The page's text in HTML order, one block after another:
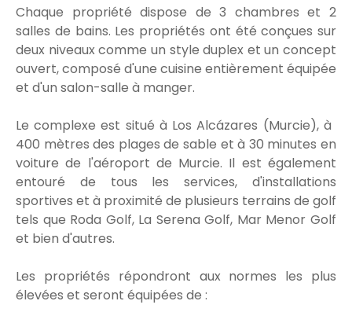
Chaque propriété dispose de 3 chambres et 2
salles de bains. Les propriétés ont été conçues sur
deux niveaux comme un style duplex et un concept
ouvert, composé d'une cuisine entièrement équipée
et d'un salon-salle à manger.
Le complexe est situé à Los Alcázares (Murcie), à ​​
400 mètres des plages de sable et à 30 minutes en
voiture de l'aéroport de Murcie. Il est également
entouré de tous les services, d'installations
sportives et à proximité de plusieurs terrains de golf
tels que Roda Golf, La Serena Golf, Mar Menor Golf
et bien d'autres.
Les propriétés répondront aux normes les plus
élevées et seront équipées de :